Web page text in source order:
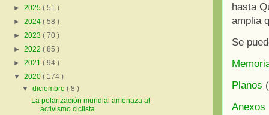
hasta
amplia
Se
Planos
Anexos
► 2025 ( 51 )
► 2024 ( 58 )
► 2023 ( 70 )
► 2022 ( 85 )
► 2021 ( 94 )
▼ 2020 ( 174 )
▼diciembre( 8 )
La polarización mundial amenaza al
activismo ciclista